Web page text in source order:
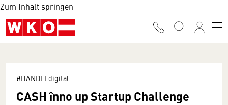
Zum Inhalt springen
#HANDELdigital
CASH înno up Startup Challenge